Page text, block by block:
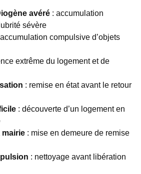
avéré : accumulation
sévère
compulsive d’objets
extrême du logement et de
: remise en état avant le retour
: découverte d’un logement en
mairie : mise en demeure de remise
: nettoyage avant libération